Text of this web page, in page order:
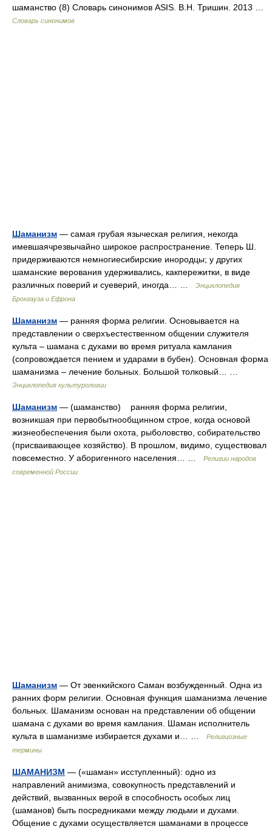
шаманство (8) Словарь синонимов ASIS. В.Н. Тришин. 2013 …
Словарь синонимов
Шаманизм — самая грубая языческая религия, некогда
имевшаячрезвычайно широкое распространение. Теперь Ш.
придерживаются немногиесибирские инородцы; у других
шаманские верования удерживались, какпережитки, в виде
различных поверий и суеверий, иногда… …
Энциклопедия
Брокгауза и Ефрона
Шаманизм — ранняя форма религии. Основывается на
представлении о сверхъестественном общении служителя
культа – шамана с духами во время ритуала камлания
(сопровождается пением и ударами в бубен). Основная форма
шаманизма – лечение больных. Большой толковый… …
Энциклопедия культурологии
Шаманизм — (шаманство) ранняя форма религии,
возникшая при первобытнообщинном строе, когда основой
жизнеобеспечения были охота, рыболовство, собирательство
(присваивающее хозяйство). В прошлом, видимо, существовал
повсеместно. У аборигенного населения… …
Религии народов
современной России
Шаманизм — От эвенкийского Саман возбужденный. Одна из
ранних форм религии. Основная функция шаманизма лечение
больных. Шаманизм основан на представлении об общении
шамана с духами во время камлания. Шаман исполнитель
культа в шаманизме избирается духами и… …
Религиозные
термины
ШАМАНИЗМ — («шаман» исступленный): одно из
направлений анимизма, совокупность представлений и
действий, вызванных верой в способность особых лиц
(шаманов) быть посредниками между людьми и духами.
Общение с духами осуществляется шаманами в процессе